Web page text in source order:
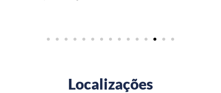
Localizações